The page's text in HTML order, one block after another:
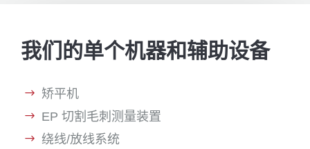
我们的单个机器和辅助设备
矫平机
EP 切割毛刺测量装置
绕线/放线系统